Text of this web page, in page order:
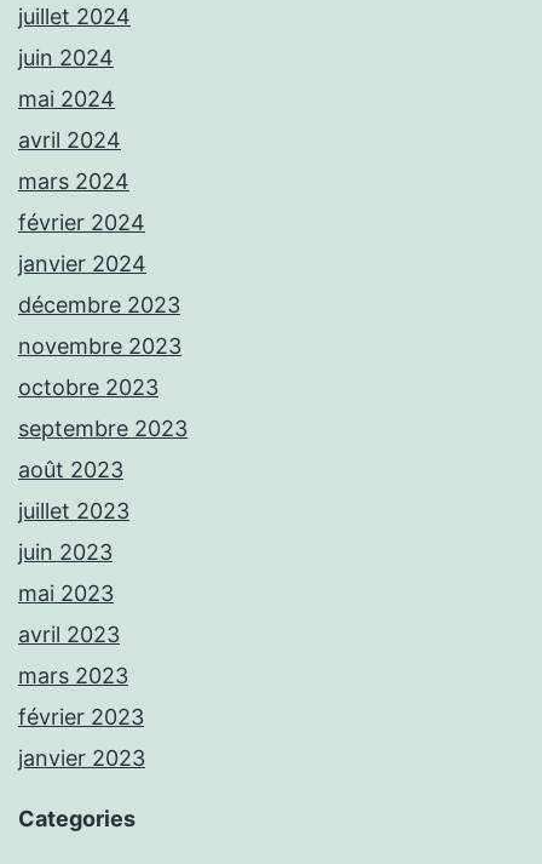
juillet 2024
juin 2024
mai 2024
avril 2024
mars 2024
février 2024
janvier 2024
décembre 2023
novembre 2023
octobre 2023
septembre 2023
août 2023
juillet 2023
juin 2023
mai 2023
avril 2023
mars 2023
février 2023
janvier 2023
Categories